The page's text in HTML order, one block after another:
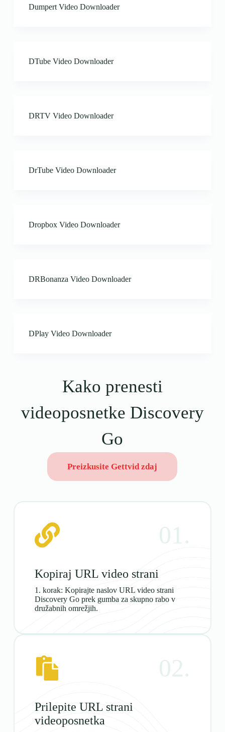
Dumpert Video Downloader
DTube Video Downloader
DRTV Video Downloader
DrTube Video Downloader
Dropbox Video Downloader
DRBonanza Video Downloader
DPlay Video Downloader
Kako prenesti
videoposnetke Discovery
Go
Preizkusite Gettvid zdaj
01.
Kopiraj URL video strani
1. korak: Kopirajte naslov URL video strani
Discovery Go prek gumba za skupno rabo v
družabnih omrežjih.
02.
Prilepite URL strani
videoposnetka